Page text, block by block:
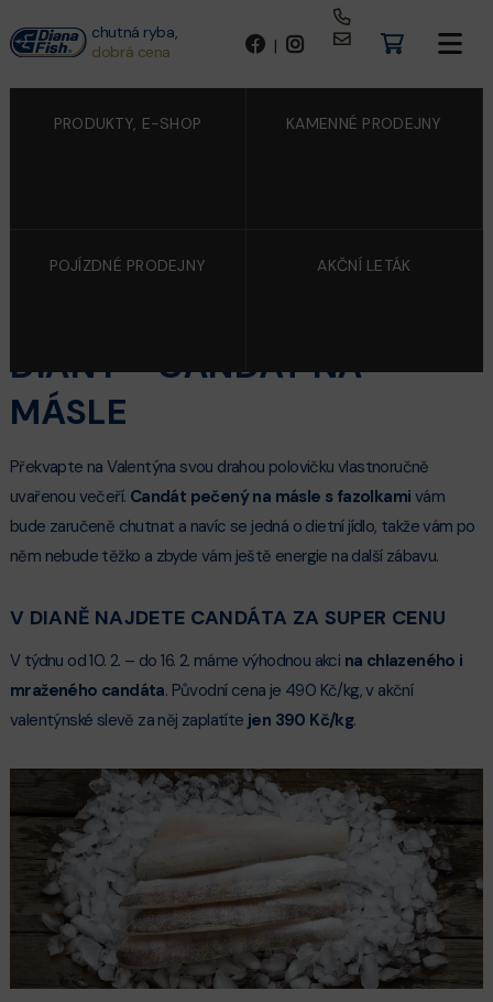
chutná ryba,
dobrá cena
|
PRODUKTY, E-SHOP KAMENNÉ PRODEJNY
POJÍZDNÉ PRODEJNY AKČNÍ LETÁK
DIANY - CANDÁT NA
MÁSLE
Překvapte na Valentýna svou drahou polovičku vlastnoručně
uvařenou večeří. Candát pečený na másle s fazolkami vám
bude zaručeně chutnat a navíc se jedná o dietní jídlo, takže vám po
něm nebude těžko a zbyde vám ještě energie na další zábavu.
V DIANĚ NAJDETE CANDÁTA ZA SUPER CENU
V týdnu od 10. 2. – do 16. 2. máme výhodnou akci na chlazeného i
mraženého candáta. Původní cena je 490 Kč/kg, v akční
valentýnské slevě za něj zaplatíte jen 390 Kč/kg.